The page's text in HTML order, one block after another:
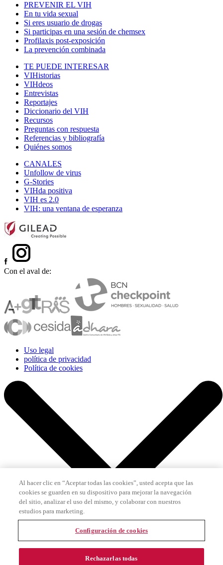
PREVENIR EL VIH
En tu vida sexual
Si eres usuario de drogas
Si participas en una sesión de chemsex
Profilaxis post-exposición
La prevención combinada
TE PUEDE INTERESAR
VIHistorias
VIHdeos
Entrevistas
Reportajes
Diccionario del VIH
Recursos
Preguntas con respuesta
Referencias y bibliografía
Quiénes somos
CANALES
Unfollow de virus
G-Stories
VIHda positiva
VIH es 2.0
VIH: una ventana de esperanza
Con el aval de:
Uso legal
política de privacidad
Política de cookies
Al hacer clic en “Aceptar todas las cookies”, usted acepta que las
cookies se guarden en su dispositivo para mejorar la navegación
del sitio, analizar el uso del mismo, y colaborar con nuestros
estudios para marketing.
Configuración de cookies
Rechazarlas todas